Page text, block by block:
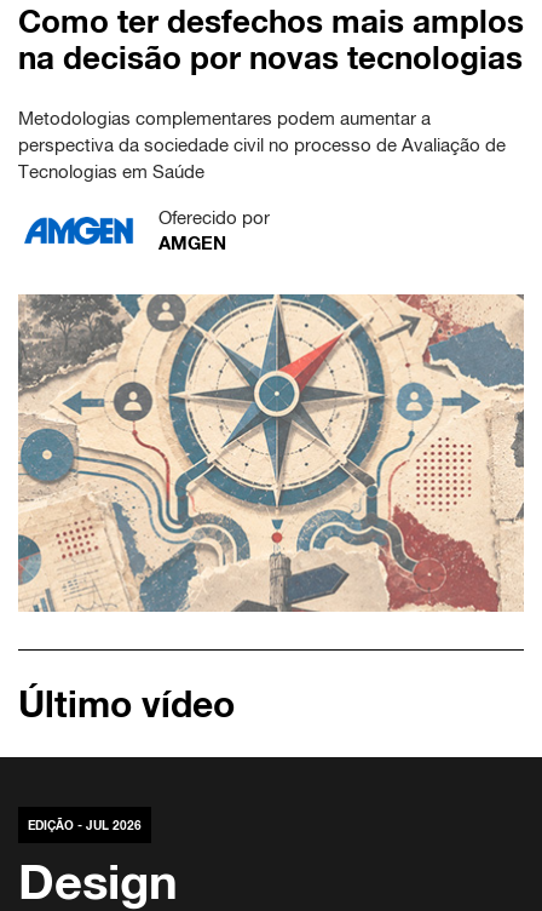
Como ter desfechos mais amplos
na decisão por novas tecnologias
Metodologias complementares podem aumentar a
perspectiva da sociedade civil no processo de Avaliação de
Tecnologias em Saúde
Oferecido por
AMGEN
Último vídeo
EDIÇÃO - JUL 2026
Design